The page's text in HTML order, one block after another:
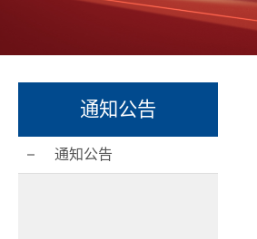
通知公告
通知公告